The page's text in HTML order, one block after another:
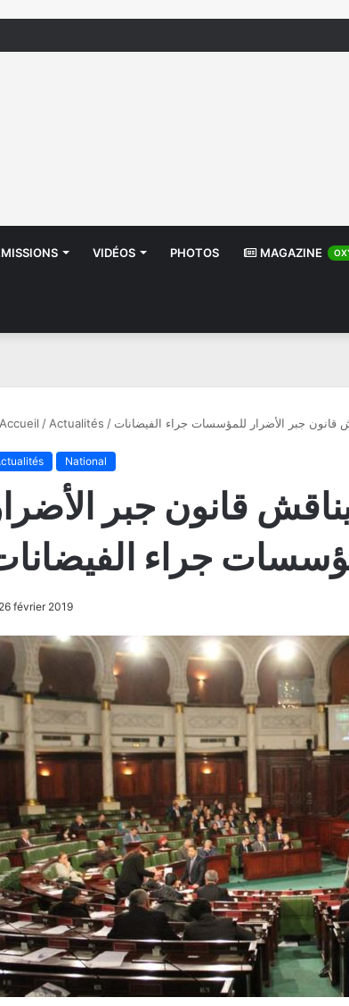
منظّمة تدعو السلطات إلى التدخل
VIDÉOS PHOTOS MAGAZINE
Accueil / Actualités / قانون جبر الأضرار للمؤسسات جراء الفيضانات
National
قانون جبر
جراء
26 février 2019